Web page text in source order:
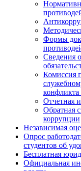
Формы
Сведения
Комиссия
конфликта
Отчетная
Обратная
коррупции
Независимая
Опрос
студентов об
Бесплатная
Официальная